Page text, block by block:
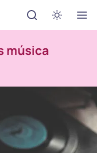
Abrir menu de
Ativar
música